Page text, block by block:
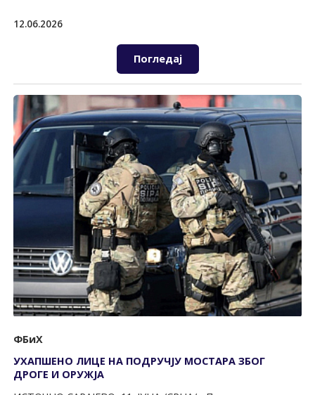
12.06.2026
Погледај
ФБиХ
УХАПШЕНО ЛИЦЕ НА ПОДРУЧЈУ МОСТАРА ЗБОГ
ДРОГЕ И ОРУЖЈА